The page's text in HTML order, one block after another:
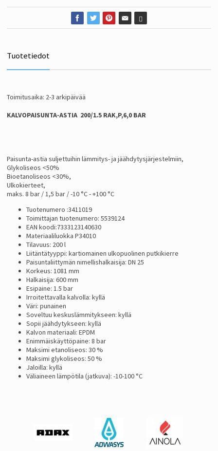
Tuotetiedot
Toimitusaika: 2-3 arkipäivää
KALVOPAISUNTA-ASTIA 200/1.5 RAK,P,6,0 BAR
Paisunta-astia suljettuihin lämmitys- ja jäähdytysjärjestelmiin,
Glykoliseos <50%
Bioetanoliseos <30%,
Ulkokierteet,
maks. 8 bar / 1,5 bar / -10 °C - +100 °C
Tuotenumero :3411019
Toimittajan tuotenumero: 5539124
EAN koodi:7333123140630
Materiaaliluokka P34010
Tilavuus: 200 l
Liitäntätyyppi: kartiomainen ulkopuolinen putkikierre
Paisuntaliittymän nimellishalkaisija: DN 25
Korkeus: 1081 mm
Halkaisija: 600 mm
Esipaine: 1.5 bar
Irroitettavalla kalvolla: kyllä
Väri: punainen
Soveltuu keskuslämmitykseen: kyllä
Sopii jäähdytykseen: kyllä
Kalvon materiaali: EPDM
Enimmäiskäyttöpaine: 8 bar
Maksimi etanoliseos: 30 %
Maksimi glykoliseos: 50 %
Jaloilla: kyllä
Väliaineen lämpötila (jatkuva): -10-100 °C